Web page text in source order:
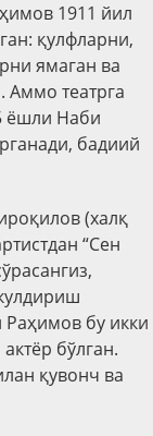
1911 йил
қулфларни,
ямаган ва
Аммо театрга
ёшли Наби
бадиий
(халқ
“Сен
Раҳимов бу икки
бўлган.
қувонч ва